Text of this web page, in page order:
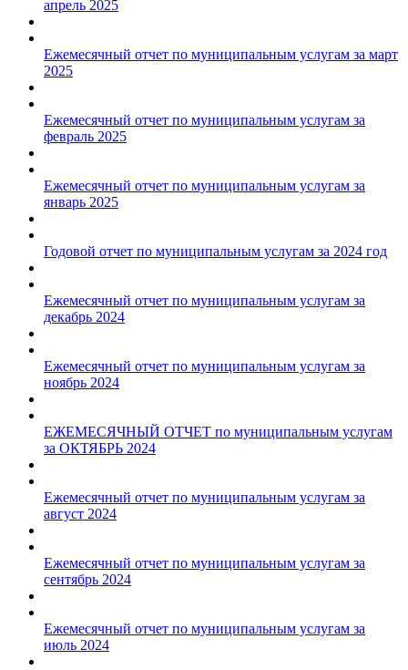
апрель 2025
Ежемесячный отчет по муниципальным услугам за март
2025
Ежемесячный отчет по муниципальным услугам за
февраль 2025
Ежемесячный отчет по муниципальным услугам за
январь 2025
Годовой отчет по муниципальным услугам за 2024 год
Ежемесячный отчет по муниципальным услугам за
декабрь 2024
Ежемесячный отчет по муниципальным услугам за
ноябрь 2024
ЕЖЕМЕСЯЧНЫЙ ОТЧЕТ по муниципальным услугам
за ОКТЯБРЬ 2024
Ежемесячный отчет по муниципальным услугам за
август 2024
Ежемесячный отчет по муниципальным услугам за
сентябрь 2024
Ежемесячный отчет по муниципальным услугам за
июль 2024